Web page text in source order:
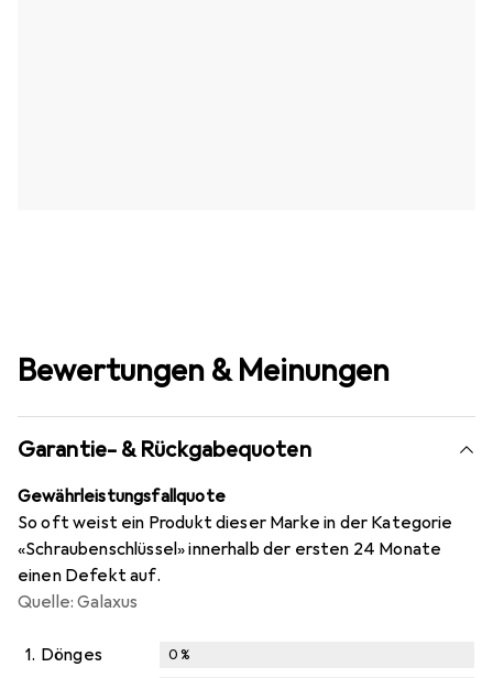
Bewertungen & Meinungen
Garantie- & Rückgabequoten
Gewährleistungsfallquote
So oft weist ein Produkt dieser Marke in der Kategorie
«Schraubenschlüssel» innerhalb der ersten 24 Monate
einen Defekt auf.
Quelle: Galaxus
1. Dönges 0%